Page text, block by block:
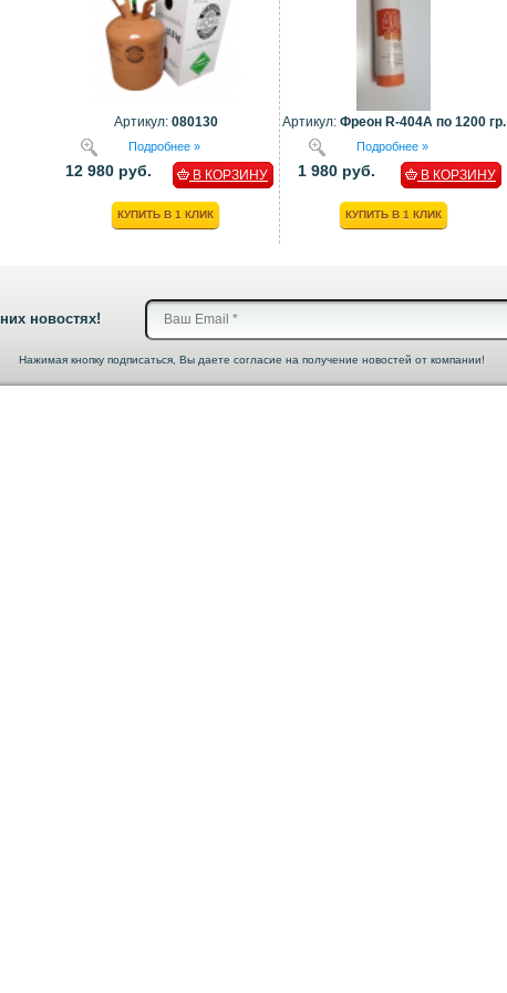
Артикул: 080130
Подробнее »
12 980 руб. В КОРЗИНУ
КУПИТЬ В 1 КЛИК
Артикул: Фреон R-404A по 1200 гр.
Подробнее »
1 980 руб. В КОРЗИНУ
КУПИТЬ В 1 КЛИК
новостях!
Нажимая кнопку подписаться, Вы даете согласие на получение новостей от компании!